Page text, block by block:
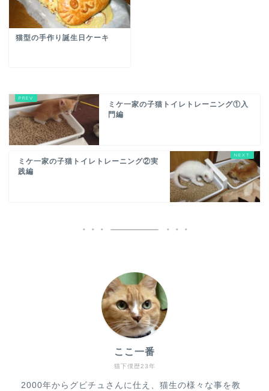
猫型の手作り誕生日ケーキ
ミケ一家の子猫トイレトレーニング①入
門編
ミケ一家の子猫トイレトレーニング②実
践編
猫下僕歴23年
ここ一番
2000年からグビチュさんに仕え、猫生の様々な事を教